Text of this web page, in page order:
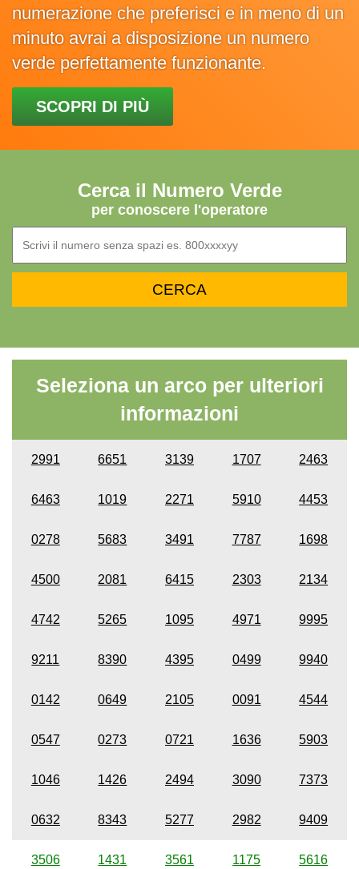
numerazione che preferisci e in meno di un
minuto avrai a disposizione un numero
verde perfettamente funzionante.
SCOPRI DI PIÙ
Cerca il Numero Verde
per conoscere l'operatore
Seleziona un arco per ulteriori
informazioni
2991 6651 3139 1707 2463
6463 1019 2271 5910 4453
0278 5683 3491 7787 1698
4500 2081 6415 2303 2134
4742 5265 1095 4971 9995
9211 8390 4395 0499 9940
0142 0649 2105 0091 4544
0547 0273 0721 1636 5903
1046 1426 2494 3090 7373
0632 8343 5277 2982 9409
3506 1431 3561 1175 5616